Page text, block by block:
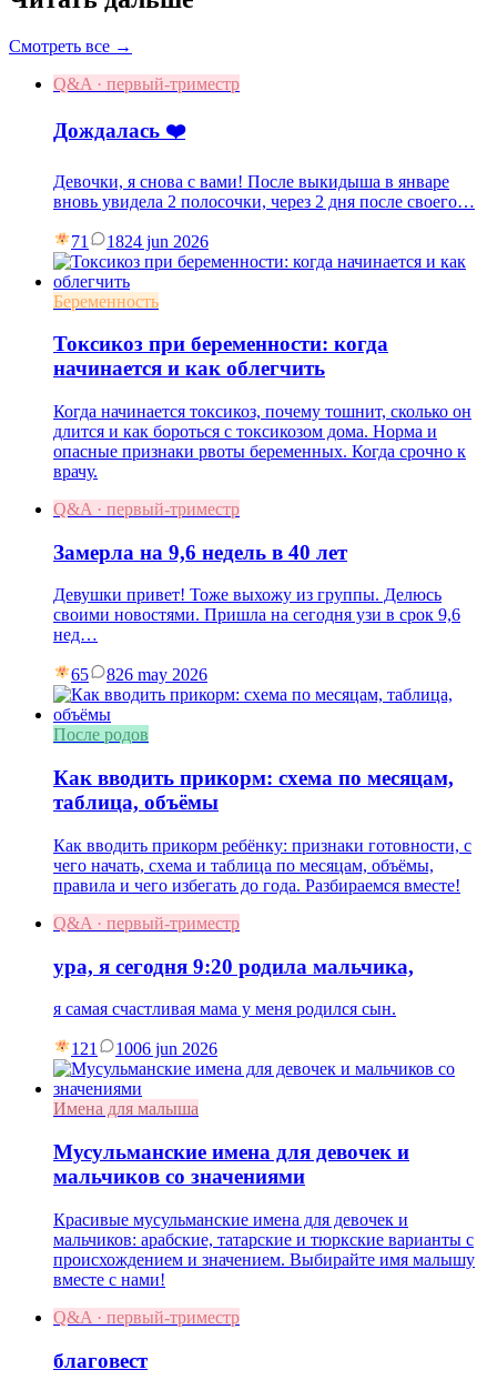
Смотреть все →
Q&A · первый-триместр
Дождалась ❤️
Девочки, я снова с вами! После выкидыша в январе
вновь увидела 2 полосочки, через 2 дня после своего…
71 1824 jun 2026
Беременность
Токсикоз при беременности: когда
начинается и как облегчить
Когда начинается токсикоз, почему тошнит, сколько он
длится и как бороться с токсикозом дома. Норма и
опасные признаки рвоты беременных. Когда срочно к
врачу.
Q&A · первый-триместр
Замерла на 9,6 недель в 40 лет
Девушки привет! Тоже выхожу из группы. Делюсь
своими новостями. Пришла на сегодня узи в срок 9,6
нед…
65 826 may 2026
После родов
Как вводить прикорм: схема по месяцам,
таблица, объёмы
Как вводить прикорм ребёнку: признаки готовности, с
чего начать, схема и таблица по месяцам, объёмы,
правила и чего избегать до года. Разбираемся вместе!
Q&A · первый-триместр
ура, я сегодня 9:20 родила мальчика,
я самая счастливая мама у меня родился сын.
121 1006 jun 2026
Имена для малыша
Мусульманские имена для девочек и
мальчиков со значениями
Красивые мусульманские имена для девочек и
мальчиков: арабские, татарские и тюркские варианты с
происхождением и значением. Выбирайте имя малышу
вместе с нами!
Q&A · первый-триместр
благовест